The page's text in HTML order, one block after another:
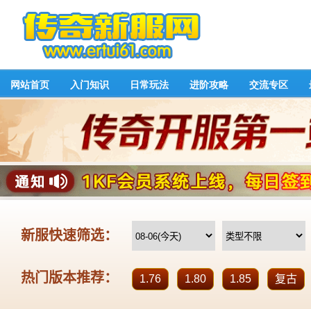
网站首页 入门知识 日常玩法 进阶攻略 交流专区